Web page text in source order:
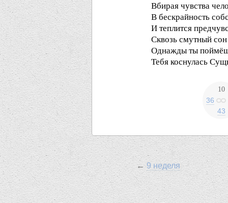
Вбирая чувства
В бескрайность
И теплится
Сквозь смутный
Однажды ты
Тебя коснулась
10
36
43
←9 неделя